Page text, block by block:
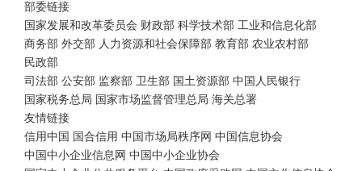
部委链接
国家发展和改革委员会 财政部 科学技术部 工业和信息化部
商务部 外交部 人力资源和社会保障部 教育部 农业农村部
民政部
司法部 公安部 监察部 卫生部 国土资源部 中国人民银行
国家税务总局 国家市场监督管理总局 海关总署
友情链接
信用中国
国合信用 中国市场局秩序网 中国信息协会
中国中小企业信息网 中国中小企业协会